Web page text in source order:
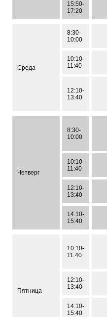
15:50-
17:20
Среда
8:30-
10:00
10:10-
11:40
12:10-
13:40
Четверг
8:30-
10:00
10:10-
11:40
12:10-
13:40
14:10-
15:40
Пятница
10:10-
11:40
12:10-
13:40
14:10-
15:40